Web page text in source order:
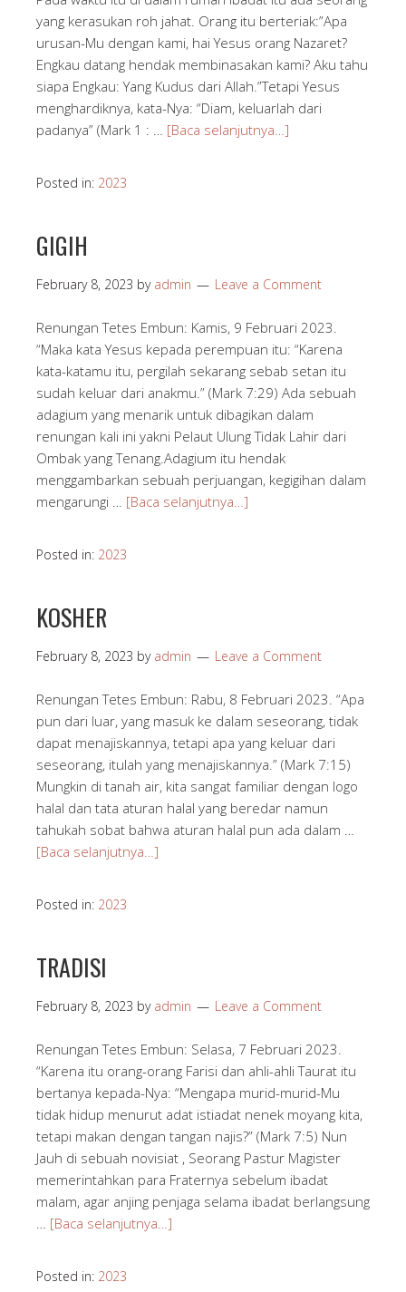
yang kerasukan roh jahat. Orang itu berteriak:”Apa
urusan-Mu dengan kami, hai Yesus orang Nazaret?
Engkau datang hendak membinasakan kami? Aku tahu
siapa Engkau: Yang Kudus dari Allah.”Tetapi Yesus
menghardiknya, kata-Nya: “Diam, keluarlah dari
padanya” (Mark 1 : … [Baca selanjutnya…]
Posted in: 2023
GIGIH
February 8, 2023 by admin Leave a Comment
Renungan Tetes Embun: Kamis, 9 Februari 2023.
“Maka kata Yesus kepada perempuan itu: “Karena
kata-katamu itu, pergilah sekarang sebab setan itu
sudah keluar dari anakmu.” (Mark 7:29) Ada sebuah
adagium yang menarik untuk dibagikan dalam
renungan kali ini yakni Pelaut Ulung Tidak Lahir dari
Ombak yang Tenang.Adagium itu hendak
menggambarkan sebuah perjuangan, kegigihan dalam
mengarungi … [Baca selanjutnya…]
Posted in: 2023
KOSHER
February 8, 2023 by admin Leave a Comment
Renungan Tetes Embun: Rabu, 8 Februari 2023. “Apa
pun dari luar, yang masuk ke dalam seseorang, tidak
dapat menajiskannya, tetapi apa yang keluar dari
seseorang, itulah yang menajiskannya.” (Mark 7:15)
Mungkin di tanah air, kita sangat familiar dengan logo
halal dan tata aturan halal yang beredar namun
tahukah sobat bahwa aturan halal pun ada dalam …
[Baca selanjutnya…]
Posted in: 2023
TRADISI
February 8, 2023 by admin Leave a Comment
Renungan Tetes Embun: Selasa, 7 Februari 2023.
“Karena itu orang-orang Farisi dan ahli-ahli Taurat itu
bertanya kepada-Nya: “Mengapa murid-murid-Mu
tidak hidup menurut adat istiadat nenek moyang kita,
tetapi makan dengan tangan najis?” (Mark 7:5) Nun
Jauh di sebuah novisiat , Seorang Pastur Magister
memerintahkan para Fraternya sebelum ibadat
malam, agar anjing penjaga selama ibadat berlangsung
… [Baca selanjutnya…]
Posted in: 2023